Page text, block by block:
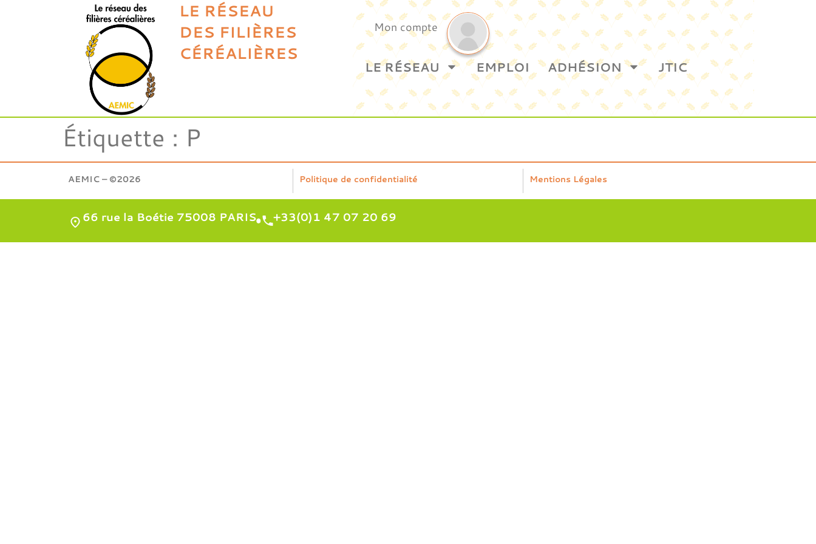
LE RÉSEAU
DES FILIÈRES
CÉRÉALIÈRES
Mon compte
LE RÉSEAU EMPLOI ADHÉSION JTIC
Étiquette : P
AEMIC – ©2026 Politique de confidentialité Mentions Légales
66 rue la Boétie 75008 PARIS +33(0)1 47 07 20 69